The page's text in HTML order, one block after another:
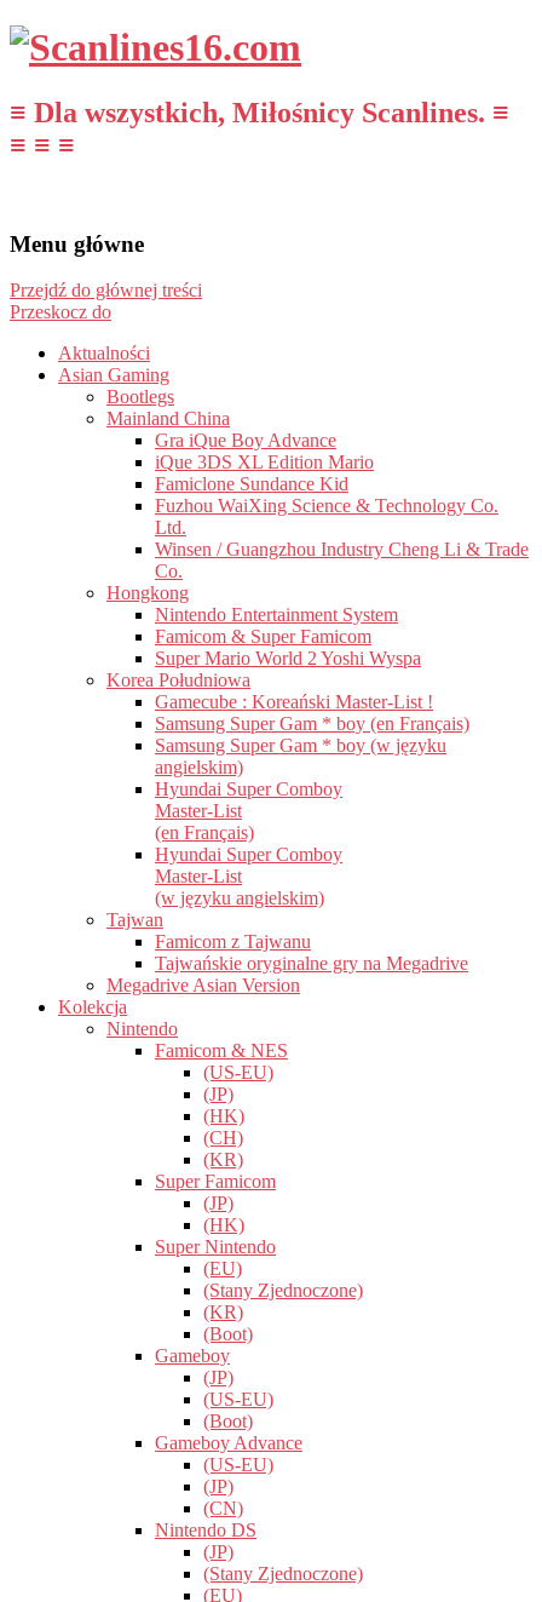
≡ Dla wszystkich, Miłośnicy Scanlines. ≡
≡ ≡ ≡
Menu główne
Przejdź do głównej treści
Przeskocz do
Aktualności
Asian Gaming
Bootlegs
Mainland China
Gra iQue Boy Advance
iQue 3DS XL Edition Mario
Famiclone Sundance Kid
Fuzhou WaiXing Science & Technology Co.
Ltd.
Winsen / Guangzhou Industry Cheng Li & Trade
Co.
Hongkong
Nintendo Entertainment System
Famicom & Super Famicom
Super Mario World 2 Yoshi Wyspa
Korea Południowa
Gamecube : Koreański Master-List !
Samsung Super Gam * boy (en Français)
Samsung Super Gam * boy (w języku
angielskim)
Hyundai Super Comboy
Master-List
(en Français)
Hyundai Super Comboy
Master-List
(w języku angielskim)
Tajwan
Famicom z Tajwanu
Tajwańskie oryginalne gry na Megadrive
Megadrive Asian Version
Kolekcja
Nintendo
Famicom & NES
(US-EU)
(JP)
(HK)
(CH)
(KR)
Super Famicom
(JP)
(HK)
Super Nintendo
(EU)
(Stany Zjednoczone)
(KR)
(Boot)
Gameboy
(JP)
(US-EU)
(Boot)
Gameboy Advance
(US-EU)
(JP)
(CN)
Nintendo DS
(JP)
(Stany Zjednoczone)
(EU)